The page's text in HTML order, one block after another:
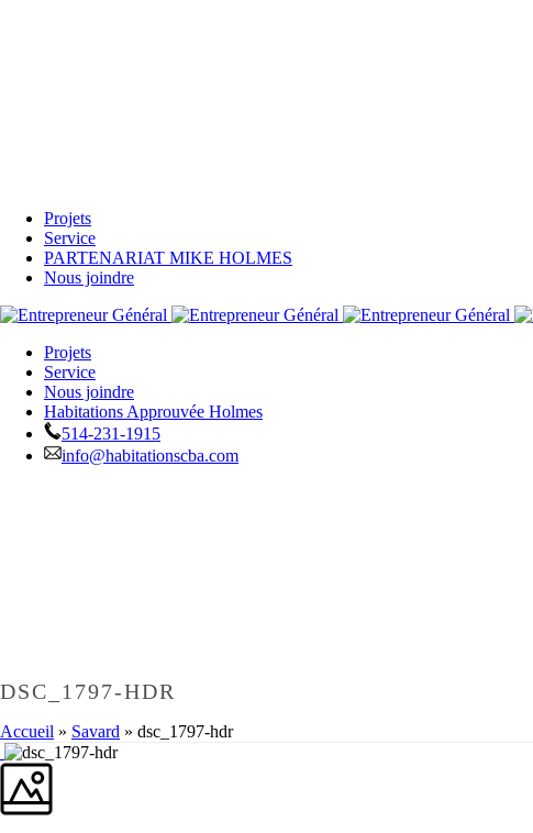
Projets
Service
PARTENARIAT MIKE HOLMES
Nous joindre
Projets
Service
Nous joindre
Habitations Approuvée Holmes
514-231-1915
info@habitationscba.com
DSC_1797-HDR
Accueil » Savard » dsc_1797-hdr